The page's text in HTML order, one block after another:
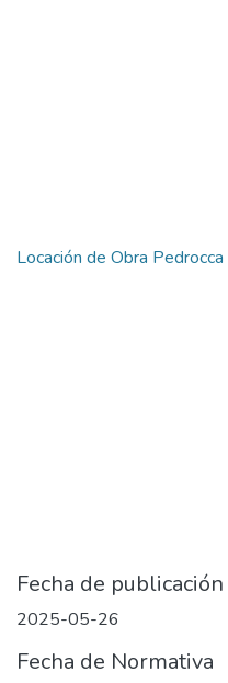
Locación de Obra
Fecha de
2025-05-26
Fecha de Normativa